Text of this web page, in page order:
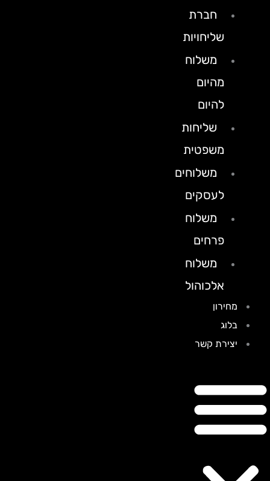
חברת
שליחויות
משלוח
מהיום
להיום
שליחות
משפטית
משלוחים
לעסקים
משלוח
פרחים
משלוח
אלכוהול
מחירון
בלוג
יצירת קשר